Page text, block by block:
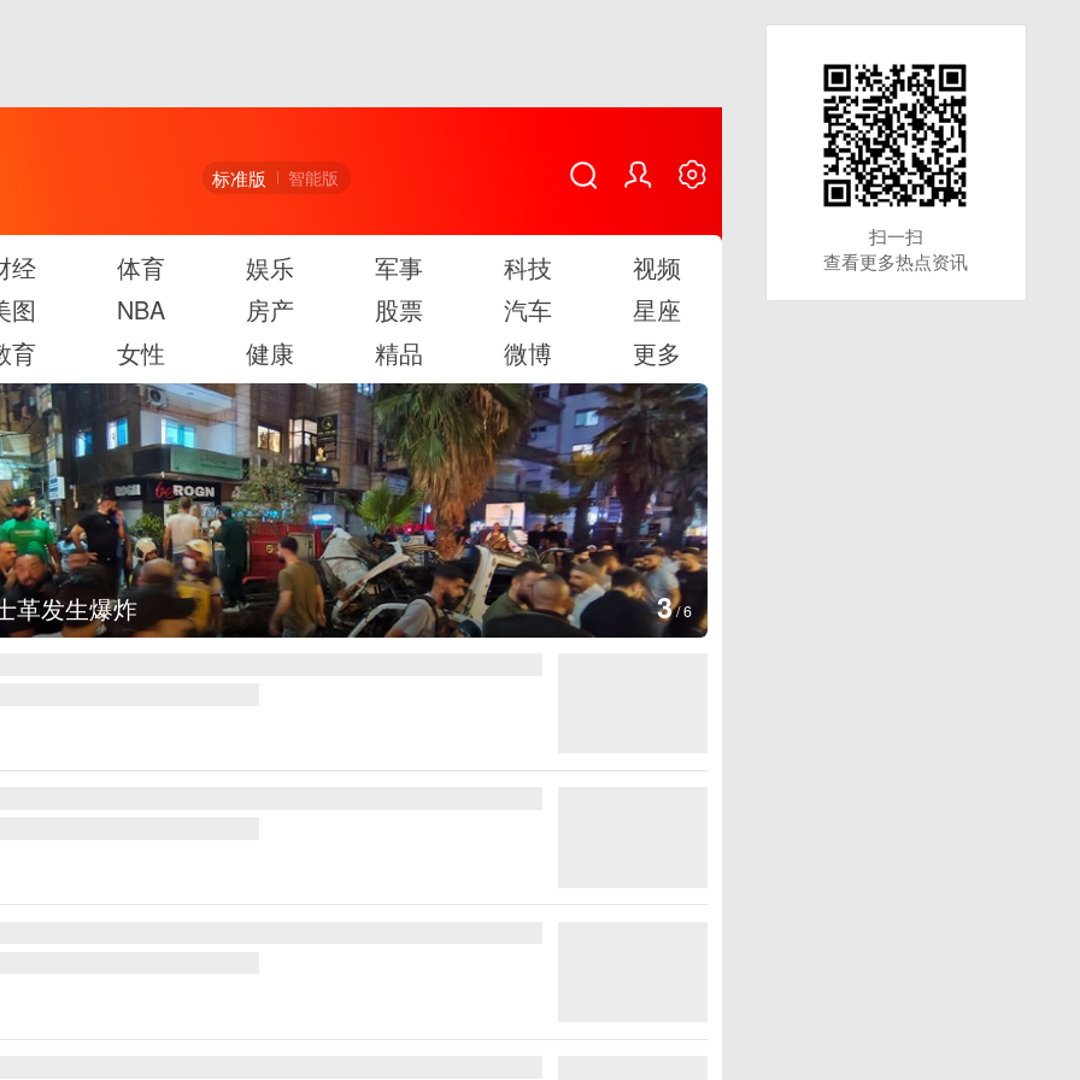
标准版 智能版
经 体育 娱乐 军事 科技
视频
图
NBA 房产 股票 汽车
星座
育
女性 健康 精品 微博 更多
图集
云南弥勒：欢庆火把节 4/6
扫一扫
查看更多热点资讯
扫一扫
查看更多热点资讯